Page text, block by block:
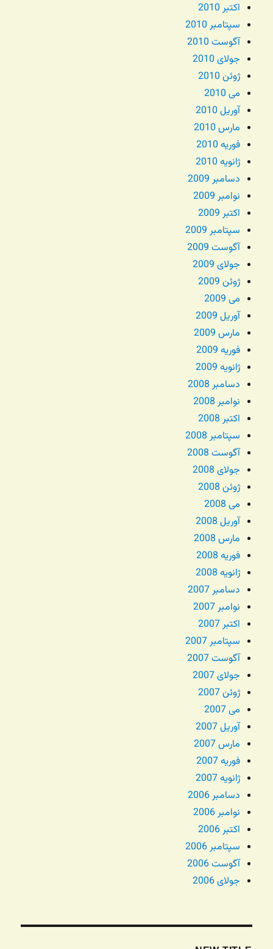
اکتبر 2010
سپتامبر 2010
آگوست 2010
جولای 2010
ژوئن 2010
می 2010
آوریل 2010
مارس 2010
فوریه 2010
ژانویه 2010
دسامبر 2009
نوامبر 2009
اکتبر 2009
سپتامبر 2009
آگوست 2009
جولای 2009
ژوئن 2009
می 2009
آوریل 2009
مارس 2009
فوریه 2009
ژانویه 2009
دسامبر 2008
نوامبر 2008
اکتبر 2008
سپتامبر 2008
آگوست 2008
جولای 2008
ژوئن 2008
می 2008
آوریل 2008
مارس 2008
فوریه 2008
ژانویه 2008
دسامبر 2007
نوامبر 2007
اکتبر 2007
سپتامبر 2007
آگوست 2007
جولای 2007
ژوئن 2007
می 2007
آوریل 2007
مارس 2007
فوریه 2007
ژانویه 2007
دسامبر 2006
نوامبر 2006
اکتبر 2006
سپتامبر 2006
آگوست 2006
جولای 2006